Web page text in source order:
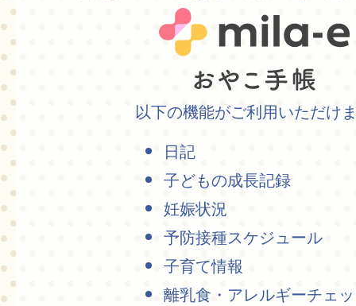
以下の機能がご利用いただけ
日記
子どもの成長記録
妊娠状況
予防接種スケジュール
子育て情報
離乳食・アレルギーチェ